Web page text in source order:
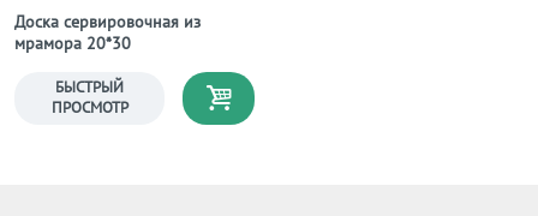
Доска сервировочная из
мрамора 20*30
БЫСТРЫЙ
ПРОСМОТР